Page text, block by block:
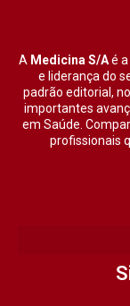
A Medicina S/Aé a
e liderança do
padrão editorial,
importantes
em Saúde.
profissionais